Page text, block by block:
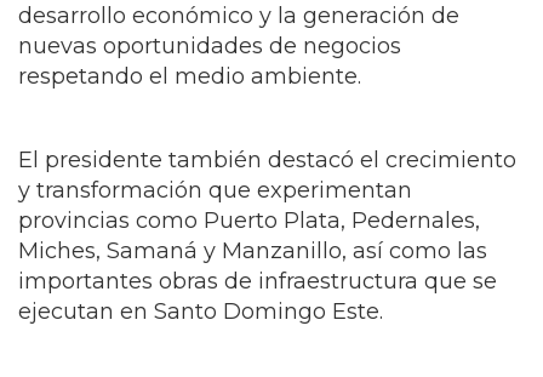
desarrollo económico y la generación de
nuevas oportunidades de negocios
respetando el medio ambiente.
El presidente también destacó el crecimiento
y transformación que experimentan
provincias como Puerto Plata, Pedernales,
Miches, Samaná y Manzanillo, así como las
importantes obras de infraestructura que se
ejecutan en Santo Domingo Este.